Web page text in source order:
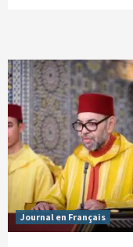
Journal en Français